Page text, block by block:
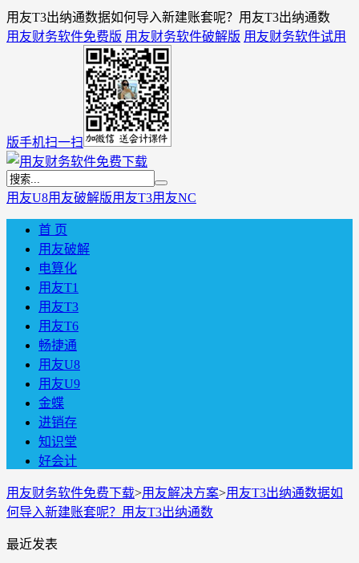
用友T3出纳通数据如何导入新建账套呢？用友T3出纳通数
用友财务软件免费版 用友财务软件破解版 用友财务软件试用
版手机扫一扫
用友U8用友破解版用友T3用友NC
首 页
用友破解
电算化
用友T1
用友T3
用友T6
畅捷通
用友U8
用友U9
金蝶
进销存
知识堂
好会计
用友财务软件免费下载>用友解决方案>用友T3出纳通数据如
何导入新建账套呢？用友T3出纳通数
最近发表